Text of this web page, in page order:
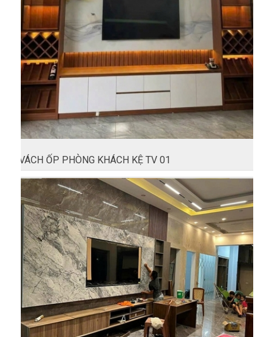
VÁCH ỐP PHÒNG KHÁCH KỆ TV 01